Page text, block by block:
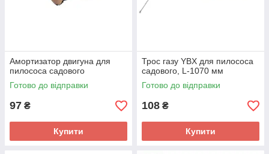
Амортизатор двигуна для
пилососа садового
Готово до відправки
97 ₴
Купити
Трос газу YBX для пилососа
садового, L-1070 мм
Готово до відправки
108 ₴
Купити